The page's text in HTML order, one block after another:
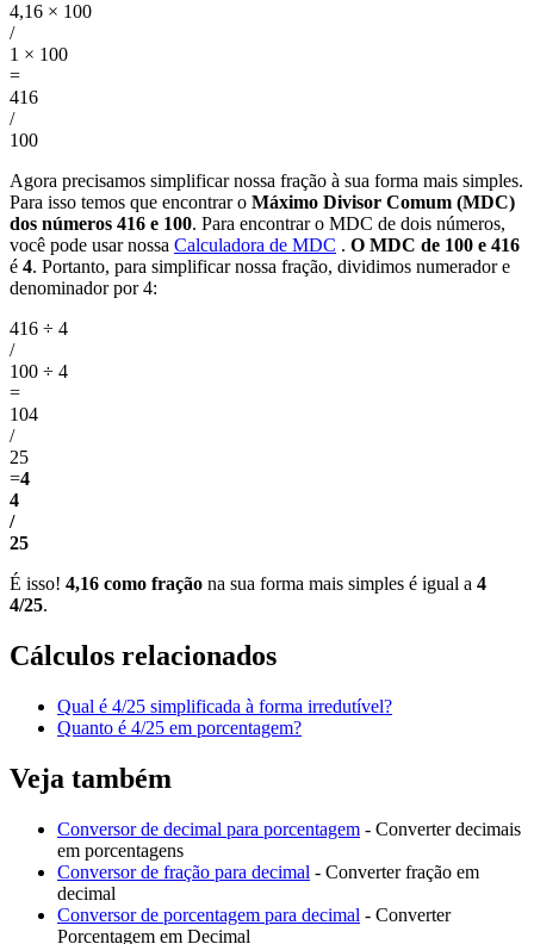
4,16 × 100
/
1 × 100
=
416
/
100
Agora precisamos simplificar nossa fração à sua forma mais simples.
Para isso temos que encontrar o Máximo Divisor Comum (MDC)
dos números 416 e 100. Para encontrar o MDC de dois números,
você pode usar nossa Calculadora de MDC . O MDC de 100 e 416
é 4. Portanto, para simplificar nossa fração, dividimos numerador e
denominador por 4:
416 ÷ 4
/
100 ÷ 4
=
104
/
25
=4
4
/
25
É isso! 4,16 como fração na sua forma mais simples é igual a 4
4/25.
Cálculos relacionados
Qual é 4/25 simplificada à forma irredutível?
Quanto é 4/25 em porcentagem?
Veja também
Conversor de decimal para porcentagem - Converter decimais
em porcentagens
Conversor de fração para decimal - Converter fração em
decimal
Conversor de porcentagem para decimal - Converter
Porcentagem em Decimal